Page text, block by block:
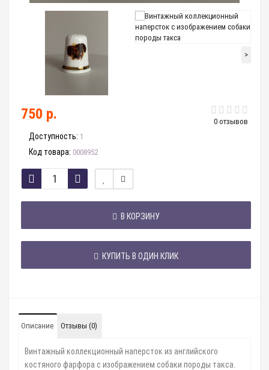
>
0 отзывов
750 р.
Доступность: 1
Код товара: 0008952
В КОРЗИНУ
КУПИТЬ В ОДИН КЛИК
Описание Отзывы (0)
Винтажный коллекционный наперсток из английского
костяного фарфора с изображением собаки породы такса.